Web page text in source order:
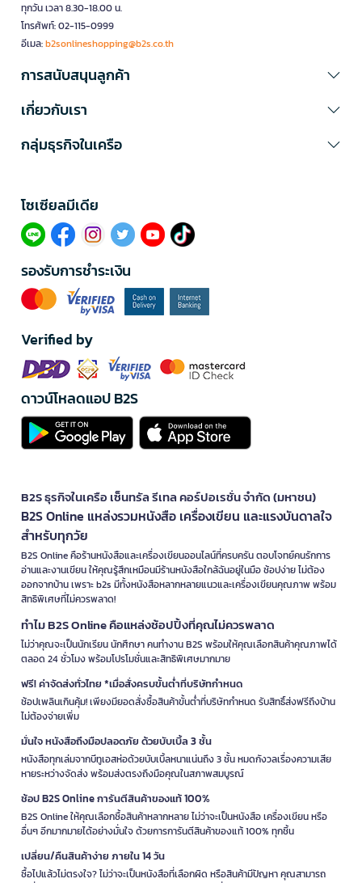
ทุกวัน เวลา 8.30-18.00 น.
โทรศัพท์: 02-115-0999
อีเมล:b2sonlineshopping@b2s.co.th
การสนับสนุนลูกค้า
เกี่ยวกับเรา
กลุ่มธุรกิจในเครือ
โซเซียลมีเดีย​
รองรับการชำระเงิน
Verified by
ดาวน์โหลดแอป B2S
B2S ธุรกิจในเครือ เซ็นทรัล รีเทล คอร์ปอเรชั่น จำกัด (มหาชน)
B2S Online แหล่งรวมหนังสือ เครื่องเขียน และแรงบันดาลใจ
สำหรับทุกวัย
B2S Online คือร้านหนังสือและเครื่องเขียนออนไลน์ที่ครบครัน ตอบโจทย์คนรักการ
อ่านและงานเขียน ให้คุณรู้สึกเหมือนมีร้านหนังสือใกล้ฉันอยู่ในมือ ช้อปง่าย ไม่ต้อง
ออกจากบ้าน เพราะ b2s มีทั้งหนังสือหลากหลายแนวและเครื่องเขียนคุณภาพ พร้อม
สิทธิพิเศษที่ไม่ควรพลาด!
ทำไม B2S Online คือแหล่งช้อปปิ้งที่คุณไม่ควรพลาด
ไม่ว่าคุณจะเป็นนักเรียน นักศึกษา คนทำงาน B2S พร้อมให้คุณเลือกสินค้าคุณภาพได้
ตลอด 24 ชั่วโมง พร้อมโปรโมชั่นและสิทธิพิเศษมากมาย
ฟรี! ค่าจัดส่งทั่วไทย *เมื่อสั่งครบขั้นต่ำที่บริษัทกำหนด
ช้อปเพลินเกินคุ้ม! เพียงมียอดสั่งซื้อสินค้าขั้นต่ำที่บริษัทกำหนด รับสิทธิ์ส่งฟรีถึงบ้าน
ไม่ต้องจ่ายเพิ่ม
มั่นใจ หนังสือถึงมือปลอดภัย ด้วยบับเบิ้ล 3 ชั้น
หนังสือทุกเล่มจากบีทูเอสห่อด้วยบับเบิ้ลหนาแน่นถึง 3 ชั้น หมดกังวลเรื่องความเสีย
หายระหว่างจัดส่ง พร้อมส่งตรงถึงมือคุณในสภาพสมบูรณ์
ช้อป B2S Online การันตีสินค้าของแท้ 100%
B2S Online ให้คุณเลือกซื้อสินค้าหลากหลาย ไม่ว่าจะเป็นหนังสือ เครื่องเขียน หรือ
อื่นๆ อีกมากมายได้อย่างมั่นใจ ด้วยการการันตีสินค้าของแท้ 100% ทุกชิ้น
เปลี่ยน/คืนสินค้าง่าย ภายใน 14 วัน
ซื้อไปแล้วไม่ตรงใจ? ไม่ว่าจะเป็นหนังสือที่เลือกผิด หรือสินค้ามีปัญหา คุณสามารถ